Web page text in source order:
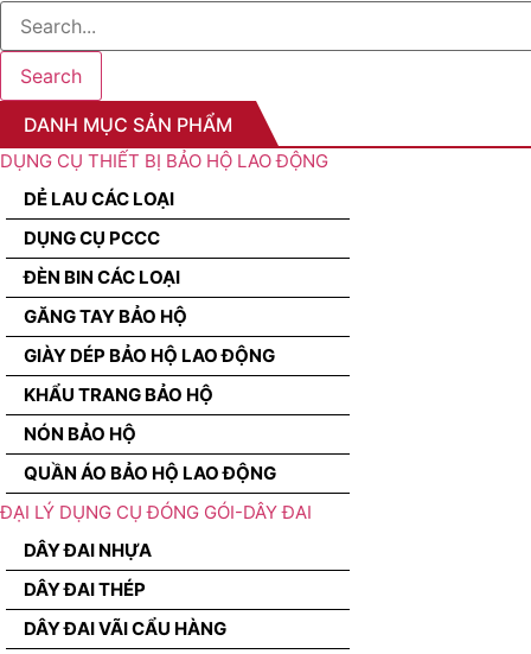
Search
DANH MỤC SẢN PHẨM
DỤNG CỤ THIẾT BỊ BẢO HỘ LAO ĐỘNG
DẺ LAU CÁC LOẠI
DỤNG CỤ PCCC
ĐÈN BIN CÁC LOẠI
GĂNG TAY BẢO HỘ
GIÀY DÉP BẢO HỘ LAO ĐỘNG
KHẨU TRANG BẢO HỘ
NÓN BẢO HỘ
QUẦN ÁO BẢO HỘ LAO ĐỘNG
ĐẠI LÝ DỤNG CỤ ĐÓNG GÓI-DÂY ĐAI
DÂY ĐAI NHỰA
DÂY ĐAI THÉP
DÂY ĐAI VÃI CẨU HÀNG